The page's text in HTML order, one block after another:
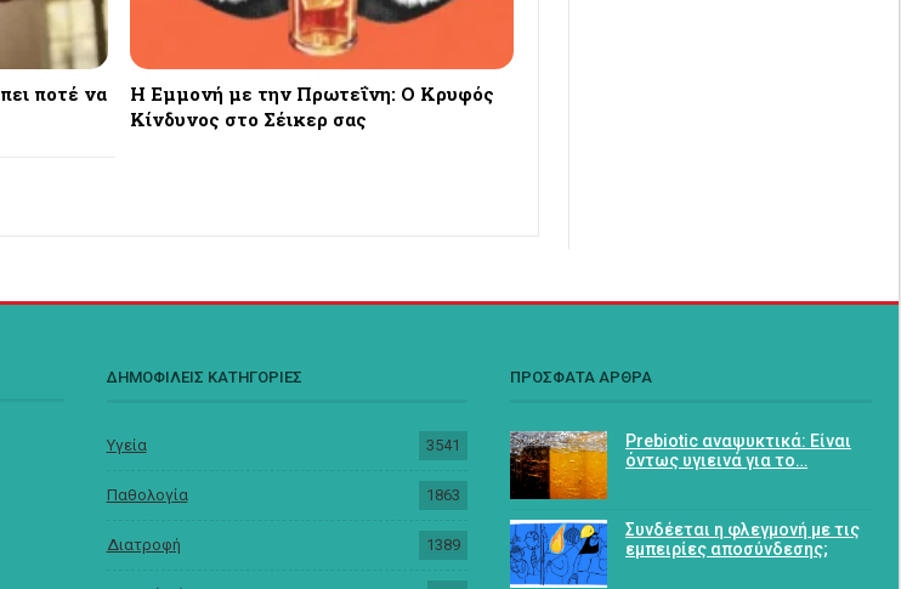
ποτέ να
Η Εμμονή με την Πρωτεΐνη: Ο Κρυφός
Κίνδυνος στο Σέικερ σας
ΔΗΜΟΦΙΛΕΙΣ ΚΑΤΗΓΟΡΙΕΣ
Υγεία 3541
Παθολογία 1863
Διατροφή 1389
ΠΡΟΣΦΑΤΑ ΑΡΘΡΑ
Prebiotic αναψυκτικά: Είναι
όντως υγιεινά για το…
Συνδέεται η φλεγμονή με τις
εμπειρίες αποσύνδεσης;